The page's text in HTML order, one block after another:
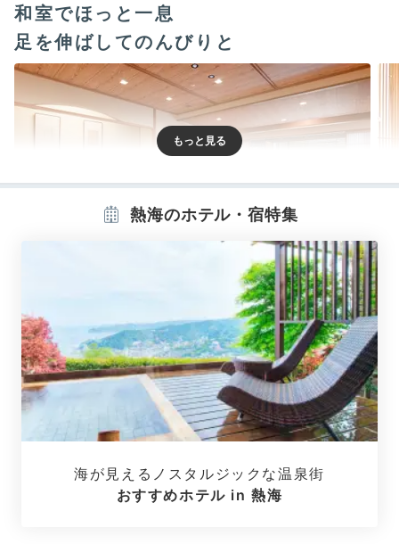
和室でほっと一息
足を伸ばしてのんびりと
数寄屋造りの畳敷きの和室は、和ごころを感じられてほ
っと落ち着けます。広縁の先には日本情緒に浸れる庭園
も望めます。バスルームもトイレとバスタブがセパレー
トで快適に過ごせます。
浴衣に着替えて女子会らしく写真大会が始まったのがいい思い出で
熱海のホテル・宿特集
海が見えるノスタルジックな温泉街
おすすめホテル in 熱海